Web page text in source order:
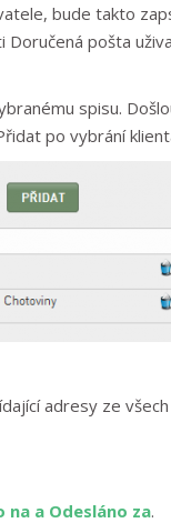
bude takto
pošta
spisu.
po vybrání
adresy ze všech
na a Odesláno za.